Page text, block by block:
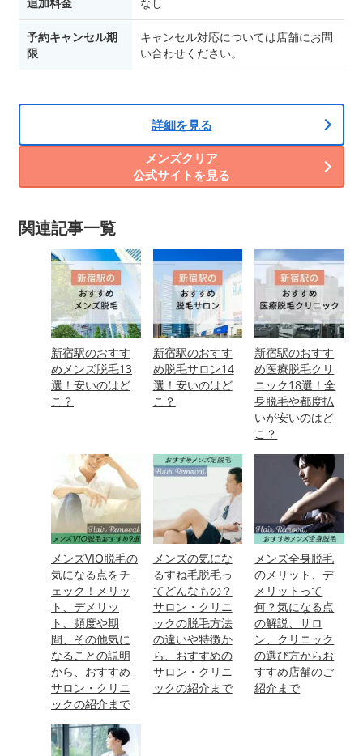
追加料金 なし
予約キャンセル期
限
キャンセル対応については店舗にお問
い合わせください。
詳細を見る
メンズクリア
公式サイトを見る
関連記事一覧
新宿駅のおすす
めメンズ脱毛13
選！安いのはど
こ？
新宿駅のおすす
め脱毛サロン14
選！安いのはど
こ？
新宿駅のおすす
め医療脱毛クリ
ニック18選！全
身脱毛や都度払
いが安いのはど
こ？
メンズVIO脱毛の
気になる点をチ
ェック！メリッ
ト、デメリッ
ト、頻度や期
間、その他気に
なることの説明
から、おすすめ
サロン・クリニ
ックの紹介まで
メンズの気にな
るすね毛脱毛っ
てどんなもの？
サロン・クリニ
ックの脱毛方法
の違いや特徴か
ら、おすすめの
サロン・クリニ
ックの紹介まで
メンズ全身脱毛
のメリット、デ
メリットって
何？気になる点
の解説、サロ
ン、クリニック
の選び方からお
すすめ店舗のご
紹介まで